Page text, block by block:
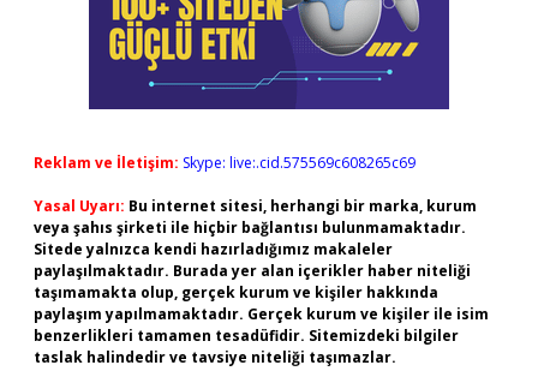
Reklam ve İletişim: Skype: live:.cid.575569c608265c69
Yasal Uyarı: Bu internet sitesi, herhangi bir marka, kurum
veya şahıs şirketi ile hiçbir bağlantısı bulunmamaktadır.
Sitede yalnızca kendi hazırladığımız makaleler
paylaşılmaktadır. Burada yer alan içerikler haber niteliği
taşımamakta olup, gerçek kurum ve kişiler hakkında
paylaşım yapılmamaktadır. Gerçek kurum ve kişiler ile isim
benzerlikleri tamamen tesadüfidir. Sitemizdeki bilgiler
taslak halindedir ve tavsiye niteliği taşımazlar.